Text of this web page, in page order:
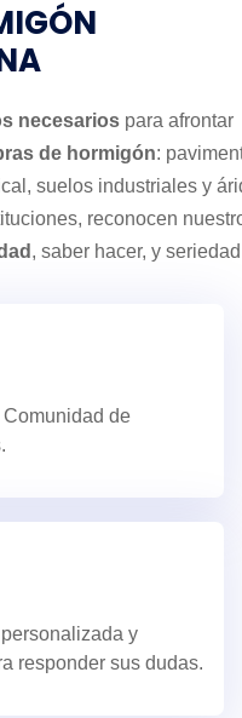
necesarios para afrontar
de hormigón:
suelos industriales y
reconocen
, saber hacer, y
de
y
responder sus dudas.